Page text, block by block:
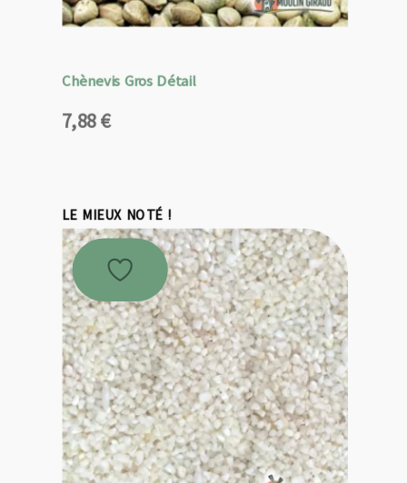
Chènevis Gros Détail
7,88€
LE MIEUX NOTÉ !